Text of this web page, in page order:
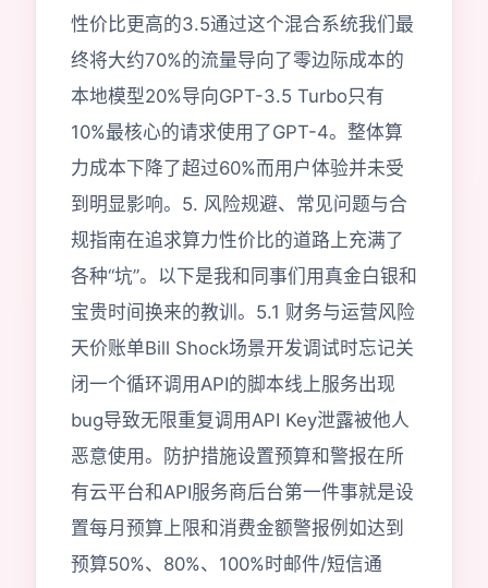
性价比更高的3.5通过这个混合系统我们最
终将大约70%的流量导向了零边际成本的
本地模型20%导向GPT-3.5 Turbo只有
10%最核心的请求使用了GPT-4。整体算
力成本下降了超过60%而用户体验并未受
到明显影响。5. 风险规避、常见问题与合
规指南在追求算力性价比的道路上充满了
各种“坑”。以下是我和同事们用真金白银和
宝贵时间换来的教训。5.1 财务与运营风险
天价账单Bill Shock场景开发调试时忘记关
闭一个循环调用API的脚本线上服务出现
bug导致无限重复调用API Key泄露被他人
恶意使用。防护措施设置预算和警报在所
有云平台和API服务商后台第一件事就是设
置每月预算上限和消费金额警报例如达到
预算50%、80%、100%时邮件/短信通